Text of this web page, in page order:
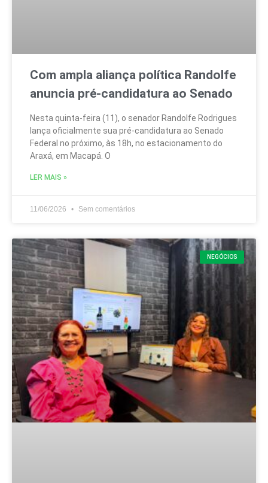
Com ampla aliança política Randolfe
anuncia pré-candidatura ao Senado
Nesta quinta-feira (11), o senador Randolfe Rodrigues
lança oficialmente sua pré-candidatura ao Senado
Federal no próximo, às 18h, no estacionamento do
Araxá, em Macapá. O
LER MAIS »
11/06/2026 Sem comentários
NEGÓCIOS